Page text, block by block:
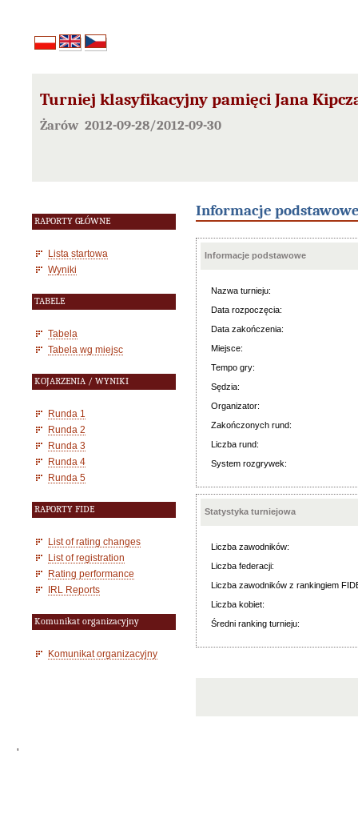
Turniej klasyfikacyjny pamięci Jana
Żarów 2012-09-28/2012-09-30
RAPORTY GŁÓWNE
Lista startowa
Wyniki
TABELE
Tabela
Tabela wg miejsc
KOJARZENIA / WYNIKI
Runda 1
Runda 2
Runda 3
Runda 4
Runda 5
RAPORTY FIDE
List of rating changes
List of registration
Rating performance
IRL Reports
Komunikat organizacyjny
Komunikat organizacyjny
Informacje
Informacje podstawowe
Nazwa turnieju:
Data rozpoczęcia:
Data zakończenia:
Miejsce:
Tempo gry:
Sędzia:
Organizator:
Zakończonych rund:
Liczba rund:
System rozgrywek:
Statystyka turniejowa
Liczba zawodników:
Liczba federacji:
Liczba zawodników z rankingiem
Liczba kobiet:
Średni ranking turnieju:
'